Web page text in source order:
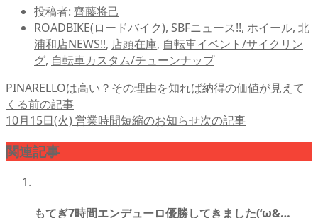
投稿者: 齊藤将己
ROADBIKE(ロードバイク), SBFニュース!!, ホイール, 北
浦和店NEWS!!, 店頭在庫, 自転車イベント/サイクリン
グ, 自転車カスタム/チューンナップ
PINARELLOは高い？その理由を知れば納得の価値が見えて
くる前の記事
10月15日(火) 営業時間短縮のお知らせ次の記事
関連記事
もてぎ7時間エンデューロ優勝してきました(‘ω&…